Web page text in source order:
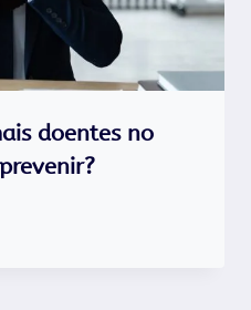
doentes no